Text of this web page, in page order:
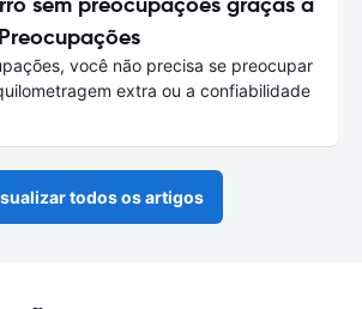
você não precisa se preocupar
extra ou a confiabilidade
todos os artigos